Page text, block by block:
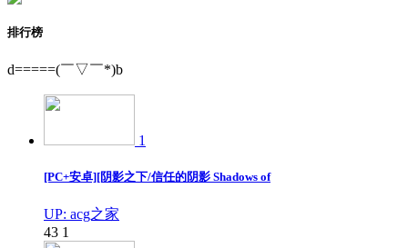
排行榜
d=====(￣▽￣*)b
1
[PC+安卓][阴影之下/信任的阴影 Shadows of
UP: acg之家
43 1